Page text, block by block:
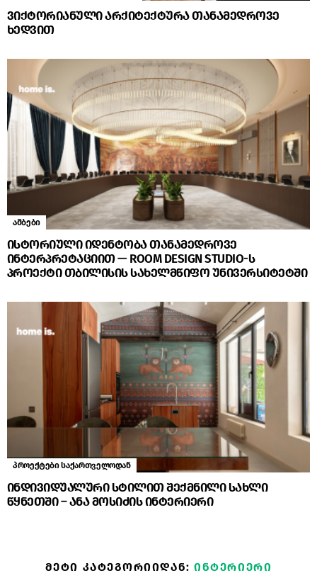
ვიქტორიანული არქიტექტურა თანამედროვე
ხედვით
ამბები
ისტორიული იდენტობა თანამედროვე
ინტერპრეტაციით — ROOM DESIGN STUDIO-ს
პროექტი თბილისის სახელმწიფო უნივერსიტეტში
პროექტები საქართველოდან
ინდივიდუალური სტილით შექმნილი სახლი
წყნეთში – ანა მოსიძის ინტერიერი
ᲛᲔᲢᲘ ᲙᲐᲢᲔᲒᲝᲠᲘᲘᲓᲐᲜ:ᲘᲜᲢᲔᲠᲘᲔᲠᲘ